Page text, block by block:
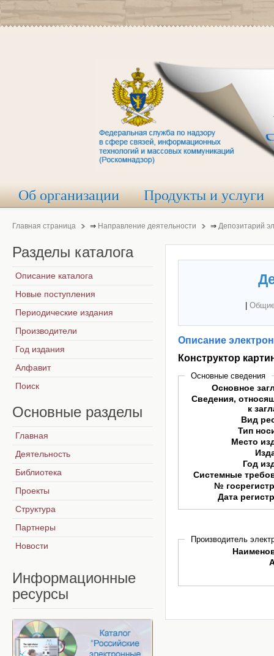
Об организации Продукты и услуги
Главная страница ⇒ Направление деятельности ⇒ Депозитарий
Описание
Конструктор
Основные сведения
Основное
Сведения,
к
Вид
Тип
Место
Год
Системные
№
Дата
Производитель
Разделы каталога
Описание каталога
Новые поступления
Периодические издания
Производители
Год издания
Алфавит
Поиск
Основные разделы
Главная
Деятельность
Библиотека
Проекты
Структура
Партнеры
Новости
Информационные
ресурсы